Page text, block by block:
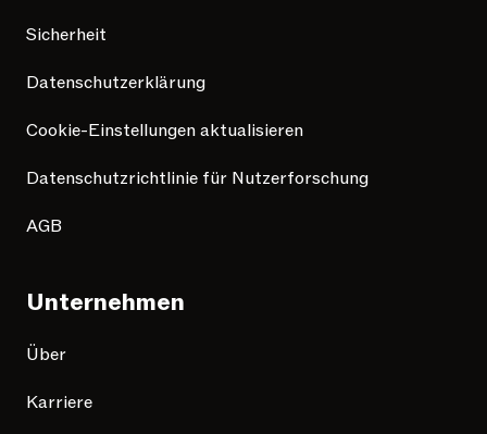
Sicherheit
Datenschutzerklärung
Cookie-Einstellungen aktualisieren
Datenschutzrichtlinie für Nutzerforschung
AGB
Unternehmen
Über
Karriere